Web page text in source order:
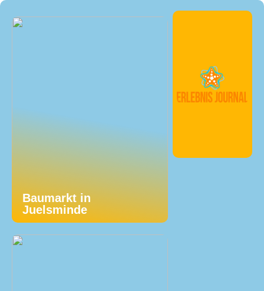
Baumarkt in
Juelsminde